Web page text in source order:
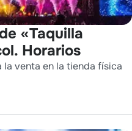
«Taquilla
Horarios
venta en la tienda física